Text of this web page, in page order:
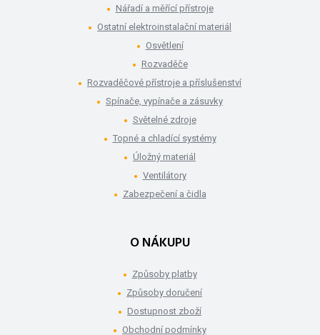
Nářadí a měřící přístroje
Ostatní elektroinstalační materiál
Osvětlení
Rozvaděče
Rozvaděčové přístroje a příslušenství
Spínače, vypínače a zásuvky
Světelné zdroje
Topné a chladící systémy
Úložný materiál
Ventilátory
Zabezpečení a čidla
O NÁKUPU
Způsoby platby
Způsoby doručení
Dostupnost zboží
Obchodní podmínky